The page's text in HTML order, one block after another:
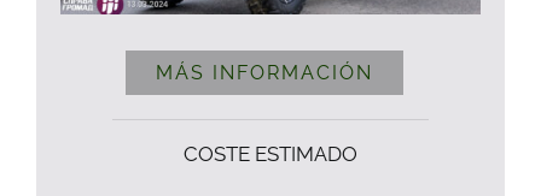
MÁS INFORMACIÓN
COSTE ESTIMADO